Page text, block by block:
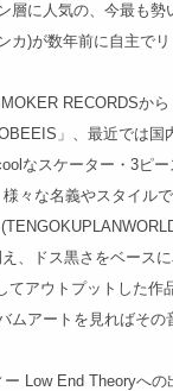
層に人気の、今最も
カ)が数年前に自主で
RECORDSか
」、最近では
なスケーター・3ピ
々な名義やスタイル
、ドス黒さをベース
てアウトプットした作
ムアートを見ればそ
Low End Theoryへ